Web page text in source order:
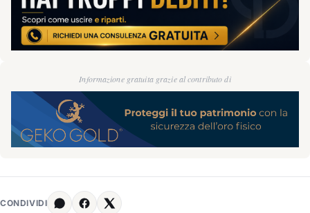
Informazione gratuita grazie al contributo di
CONDIVIDI